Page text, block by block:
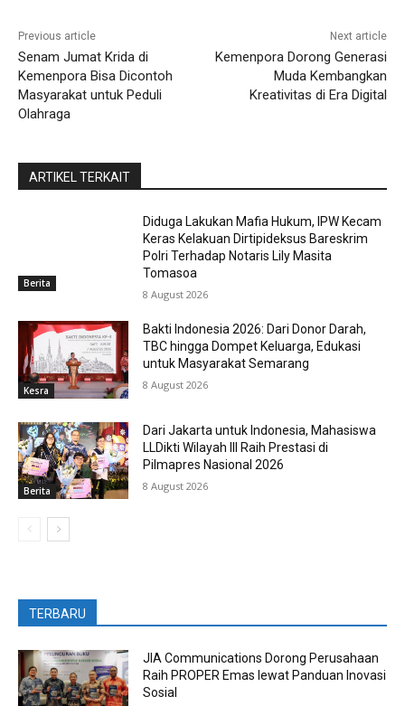
Previous article
Senam Jumat Krida di
Kemenpora Bisa Dicontoh
Masyarakat untuk Peduli
Olahraga
Next article
Kemenpora Dorong Generasi
Muda Kembangkan
Kreativitas di Era Digital
ARTIKEL TERKAIT
Berita
Diduga Lakukan Mafia Hukum, IPW Kecam
Keras Kelakuan Dirtipideksus Bareskrim
Polri Terhadap Notaris Lily Masita
Tomasoa
8 August 2026
Kesra
Bakti Indonesia 2026: Dari Donor Darah,
TBC hingga Dompet Keluarga, Edukasi
untuk Masyarakat Semarang
8 August 2026
Berita
Dari Jakarta untuk Indonesia, Mahasiswa
LLDikti Wilayah III Raih Prestasi di
Pilmapres Nasional 2026
8 August 2026
TERBARU
JIA Communications Dorong Perusahaan
Raih PROPER Emas lewat Panduan Inovasi
Sosial